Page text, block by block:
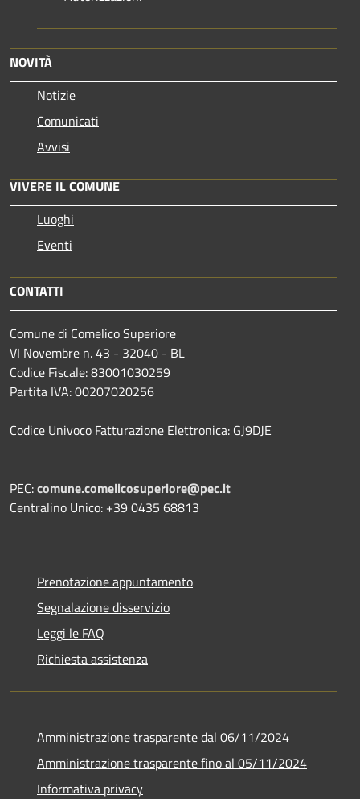
NOVITÀ
Notizie
Comunicati
Avvisi
VIVERE IL COMUNE
Luoghi
Eventi
CONTATTI
Comune di Comelico Superiore
VI Novembre n. 43 - 32040 - BL
Codice Fiscale: 83001030259
Partita IVA: 00207020256
Codice Univoco Fatturazione Elettronica: GJ9DJE
PEC:comune.comelicosuperiore@pec.it
Centralino Unico: +39 0435 68813
Prenotazione appuntamento
Segnalazione disservizio
Leggi le FAQ
Richiesta assistenza
Amministrazione trasparente dal 06/11/2024
Amministrazione trasparente fino al 05/11/2024
Informativa privacy